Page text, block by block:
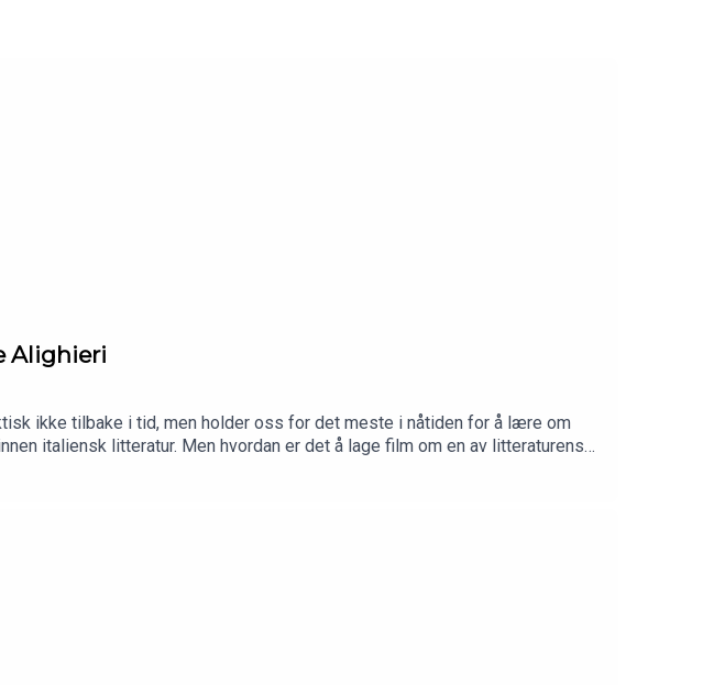
Alighieri
ikke tilbake i tid, men holder oss for det meste i nåtiden for å lære om
italiensk litteratur. Men hvordan er det å lage film om en av litteraturens